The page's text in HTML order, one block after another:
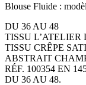
Blouse Fluide :
DU 36 AU 48
TISSU L’ATELIER
TISSU CRÊPE
ABSTRAIT
RÉF. 100354 EN
DU 36 AU 48.